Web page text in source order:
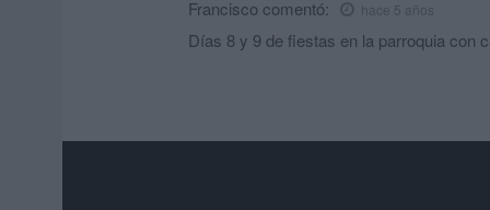
Francisco comentó: hace 5 años
Días 8 y 9 de fiestas en la parroquia con